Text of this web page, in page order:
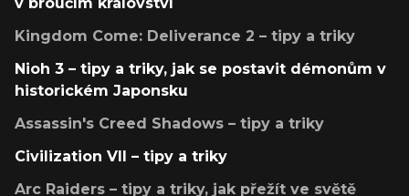
Kingdom Come: Deliverance 2 – tipy a triky
Nioh 3 – tipy a triky, jak se postavit démonům v
historickém Japonsku
Assassin's Creed Shadows – tipy a triky
Civilization VII – tipy a triky
Arc Raiders – tipy a triky, jak přežít ve světě